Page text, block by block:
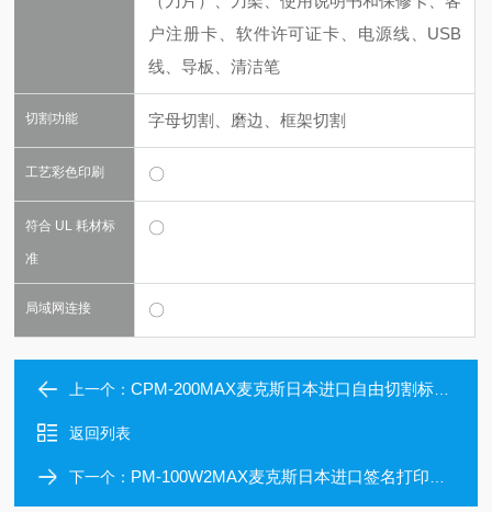
户注册卡、软件许可证卡、电源线、USB
线、导板、清洁笔
切割功能 字母切割、磨边、框架切割
工艺彩色印刷 〇
符合 UL 耗材标
准
〇
局域网连接 〇
上一个：CPM-200MAX麦克斯日本进口自由切割标签打印机
返回列表
下一个： PM-100W2MAX麦克斯日本进口签名打印机可四处切割